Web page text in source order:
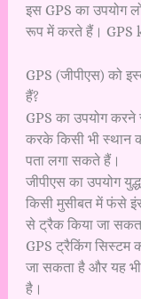
इस GPS का उपयोग
रूप में करते हैं। GPS
GPS (जीपीएस) को
हैं?
GPS का उपयोग
करके किसी भी
पता लगा सकते हैं।
जीपीएस का उपयोग
किसी मुसीबत में फंसे
से ट्रैक किया जा
GPS ट्रैकिंग सिस्टम
जा सकता है और यह भी
है।